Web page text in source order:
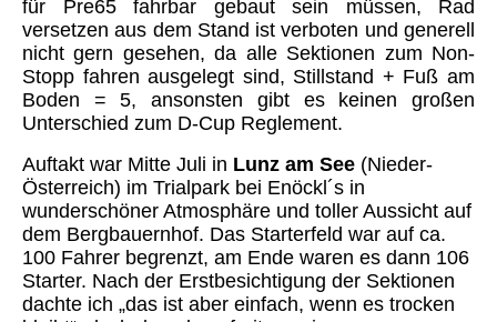
für Pre65 fahrbar gebaut sein müssen, Rad
versetzen aus dem Stand ist verboten und generell
nicht gern gesehen, da alle Sektionen zum Non-
Stopp fahren ausgelegt sind, Stillstand + Fuß am
Boden = 5, ansonsten gibt es keinen großen
Unterschied zum D-Cup Reglement.
Auftakt war Mitte Juli in Lunz am See (Nieder-
Österreich) im Trialpark bei Enöckl´s in
wunderschöner Atmosphäre und toller Aussicht auf
dem Bergbauernhof. Das Starterfeld war auf ca.
100 Fahrer begrenzt, am Ende waren es dann 106
Starter. Nach der Erstbesichtigung der Sektionen
dachte ich „das ist aber einfach, wenn es trocken